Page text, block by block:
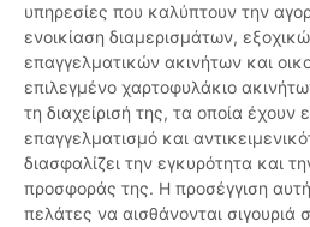
υπηρεσίες που καλύπτουν την
ενοικίαση διαμερισμάτων,
επαγγελματικών ακινήτων και
επιλεγμένο χαρτοφυλάκιο
τη διαχείρισή της, τα οποία έχουν
επαγγελματισμό και
διασφαλίζει την εγκυρότητα και
προσφοράς της. Η προσέγγιση
πελάτες να αισθάνονται σιγουριά